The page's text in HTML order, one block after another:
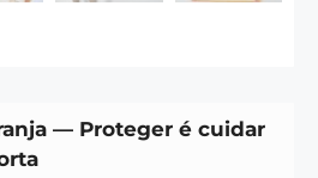
— Proteger é cuidar